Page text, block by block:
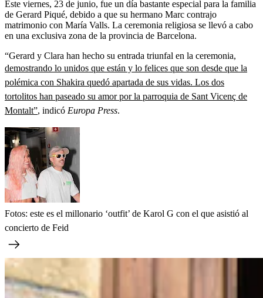
Este viernes, 23 de junio, fue un día bastante especial para la familia
de Gerard Piqué, debido a que su hermano Marc contrajo
matrimonio con María Valls. La ceremonia religiosa se llevó a cabo
en una exclusiva zona de la provincia de Barcelona.
“Gerard y Clara han hecho su entrada triunfal en la ceremonia,
demostrando lo unidos que están y lo felices que son desde que la
polémica con Shakira quedó apartada de sus vidas. Los dos
tortolitos han paseado su amor por la parroquia de Sant Vicenç de
Montalt”, indicó Europa Press.
Fotos: este es el millonario ‘outfit’ de Karol G con el que asistió al
concierto de Feid